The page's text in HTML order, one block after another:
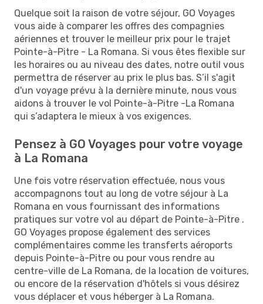
Quelque soit la raison de votre séjour, GO Voyages
vous aide à comparer les offres des compagnies
aériennes et trouver le meilleur prix pour le trajet
Pointe-à-Pitre - La Romana. Si vous êtes flexible sur
les horaires ou au niveau des dates, notre outil vous
permettra de réserver au prix le plus bas. S’il s'agit
d'un voyage prévu à la dernière minute, nous vous
aidons à trouver le vol Pointe-à-Pitre -La Romana
qui s’adaptera le mieux à vos exigences.
Pensez à GO Voyages pour votre voyage
à La Romana
Une fois votre réservation effectuée, nous vous
accompagnons tout au long de votre séjour à La
Romana en vous fournissant des informations
pratiques sur votre vol au départ de Pointe-à-Pitre .
GO Voyages propose également des services
complémentaires comme les transferts aéroports
depuis Pointe-à-Pitre ou pour vous rendre au
centre-ville de La Romana, de la location de voitures,
ou encore de la réservation d'hôtels si vous désirez
vous déplacer et vous héberger à La Romana.